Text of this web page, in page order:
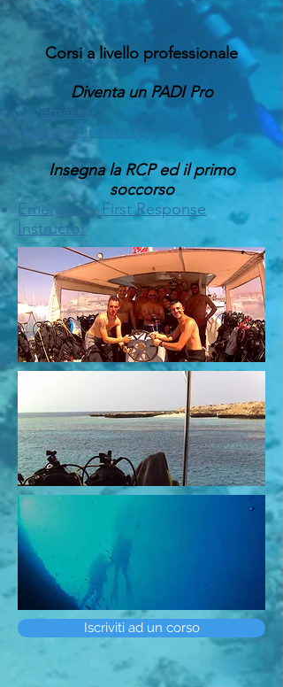
Corsi a livello professionale
Diventa un PADI Pro
Divemaster
Assistent Instructor
Insegna la RCP ed il primo
soccorso
Emergency First Response
Instructor
Iscriviti ad un corso